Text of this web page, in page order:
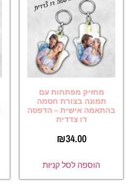
מחזיק מפתחות עם
תמונה בצורת חסמה
בהתאמה אישית – הדפסה
דו צדדית
₪34.00
הוספה לסל קניות